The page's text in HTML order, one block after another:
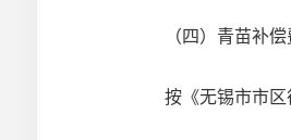
（四）青苗补
按《无锡市市